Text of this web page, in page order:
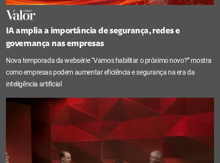
IA amplia a importância de segurança, redes e
governança nas empresas
Nova temporada da websérie “Vamos habilitar o próximo novo?” mostra
como empresas podem aumentar eficiência e segurança na era da
inteligência artificial